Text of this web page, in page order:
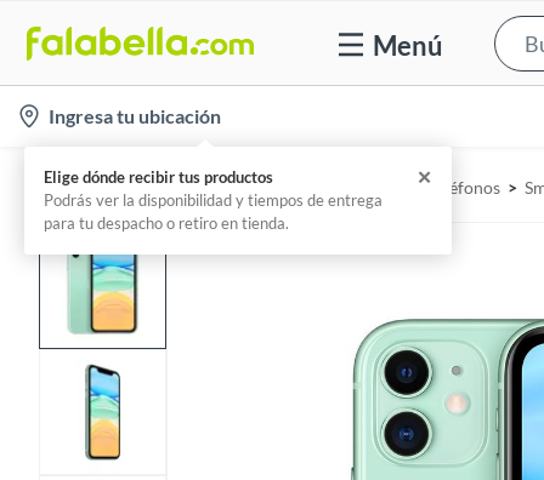
Menú
Ingresa tu ubicación
Elige dónde recibir tus productos
Podrás ver la disponibilidad y tiempos de entrega
para tu despacho o retiro en tienda.
✕
Home Tecnología - Telefonía Celulares y Teléfonos